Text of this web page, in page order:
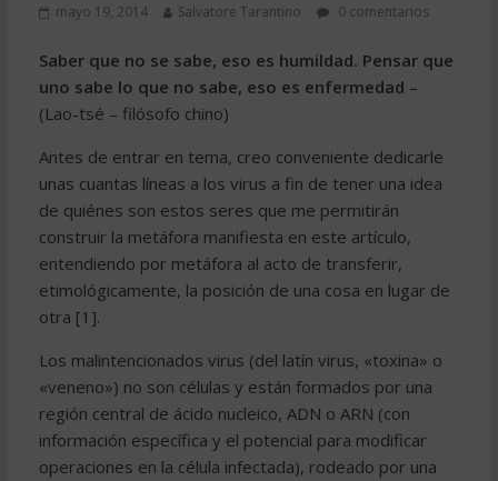
mayo 19, 2014 Salvatore Tarantino 0 comentarios
Saber que no se sabe, eso es humildad. Pensar que
uno sabe lo que no sabe, eso es enfermedad –
(Lao-tsé – filósofo chino)
Antes de entrar en tema, creo conveniente dedicarle
unas cuantas líneas a los virus a fin de tener una idea
de quiénes son estos seres que me permitirán
construir la metáfora manifiesta en este artículo,
entendiendo por metáfora al acto de transferir,
etimológicamente, la posición de una cosa en lugar de
otra [1].
Los malintencionados virus (del latín virus, «toxina» o
«veneno») no son células y están formados por una
región central de ácido nucleico, ADN o ARN (con
información específica y el potencial para modificar
operaciones en la célula infectada), rodeado por una